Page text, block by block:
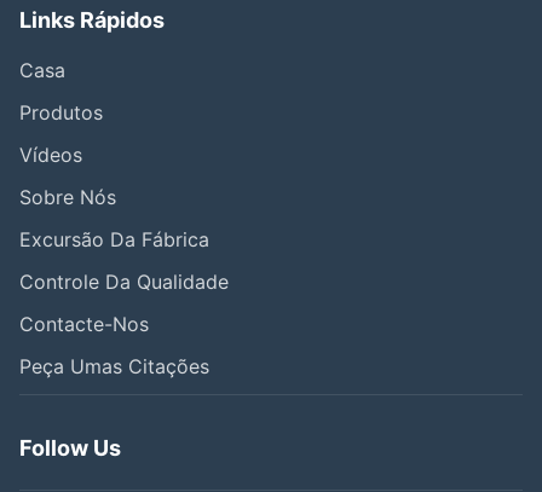
Links Rápidos
Casa
Produtos
Vídeos
Sobre Nós
Excursão Da Fábrica
Controle Da Qualidade
Contacte-Nos
Peça Umas Citações
Follow Us